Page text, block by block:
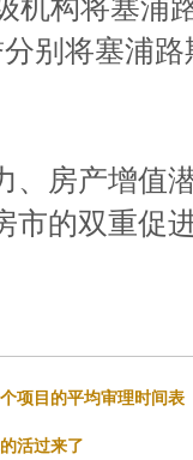
机构将塞浦
别将塞浦
、房产增值
市的双重促
项目的平均审理时间表
活过来了